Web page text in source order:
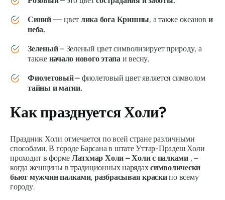
Синий— цвет лика бога Кришны, а также океанов и
неба.
Зеленый– Зеленый цвет символизирует природу, а
также начало нового этапа и весну.
Фиолетовый– фиолетовый цвет является символом
тайны и магии.
Как празднуется Холи?
Праздник Холи отмечается по всей стране различными
способами. В городе Барсана в штате Уттар-Прадеш Холи
проходит в форме Латхмар Холи – Холи с палками, –
когда женщины в традиционных нарядахсимволически
бьют мужчин палками, разбрасывая краскипо всему
городу.